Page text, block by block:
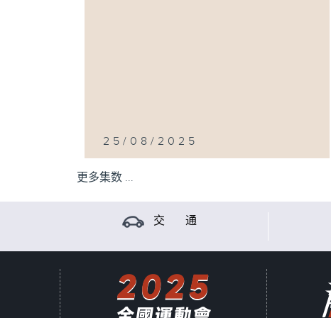
25/08/2025
更多集数 ...
交 通